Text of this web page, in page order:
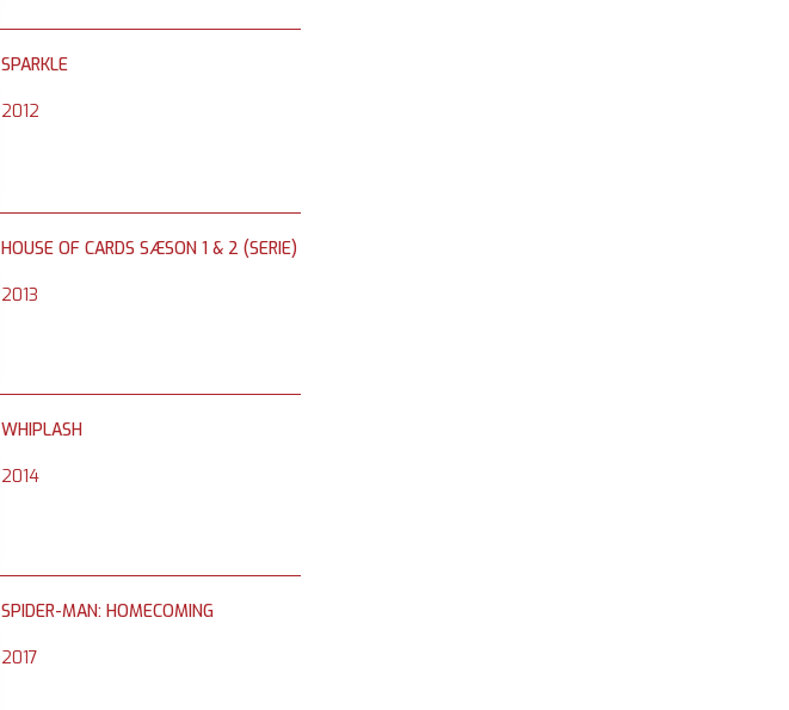
SPARKLE
2012
HOUSE OF CARDS SÆSON 1 & 2 (SERIE)
2013
WHIPLASH
2014
SPIDER-MAN: HOMECOMING
2017